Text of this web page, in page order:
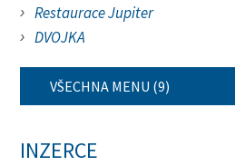
Restaurace Jupiter
DVOJKA
VŠECHNA MENU (9)
INZERCE